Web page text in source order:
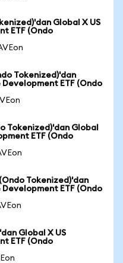
Global X US
ETF (Ondo
Tokenized)'dan
ETF (Ondo
Tokenized)'dan Global
ETF (Ondo
Tokenized)'dan
ETF (Ondo
Global X US
ETF (Ondo